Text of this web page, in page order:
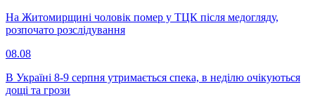
На Житомирщині чоловік помер у ТЦК після медогляду,
розпочато розслідування
08.08
В Україні 8-9 серпня утримається спека, в неділю очікуються
дощі та грози